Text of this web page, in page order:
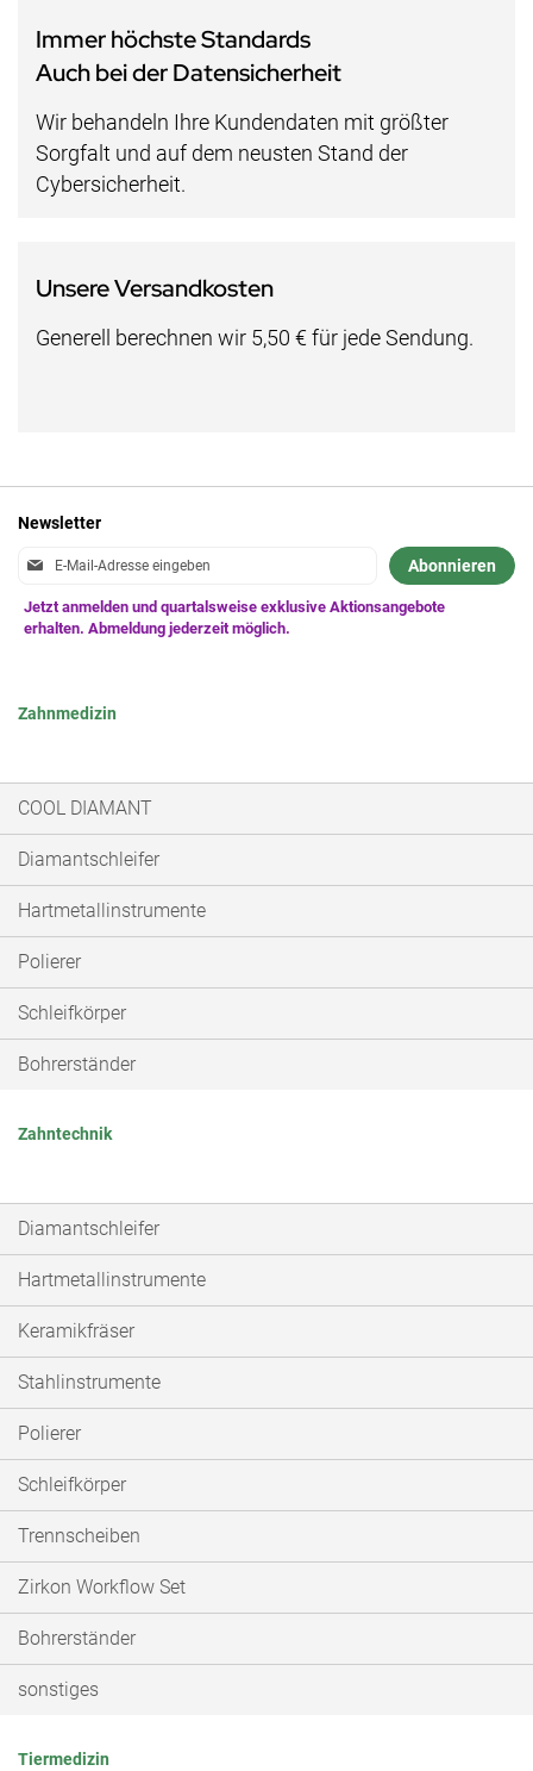
Immer höchste Standards
Auch bei der Datensicherheit
Wir behandeln Ihre Kundendaten mit größter
Sorgfalt und auf dem neusten Stand der
Cybersicherheit.
Unsere Versandkosten
Generell berechnen wir 5,50 € für jede Sendung.
Newsletter
Anmeldung
Newsletter:
Abonnieren
Zahnmedizin
COOL DIAMANT
Diamantschleifer
Hartmetallinstrumente
Polierer
Schleifkörper
Bohrerständer
Zahntechnik
Diamantschleifer
Hartmetallinstrumente
Keramikfräser
Stahlinstrumente
Polierer
Schleifkörper
Trennscheiben
Zirkon Workflow Set
Bohrerständer
sonstiges
Tiermedizin